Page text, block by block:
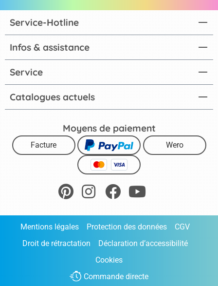
Catalogues actuels
Service-Hotline
Infos & assistance
Service
Moyens de paiement
Facture Wero
Mentions légales Protection des données
CGV
Droit de rétractation
Déclaration d’accessibilité
Cookies
Commande directe